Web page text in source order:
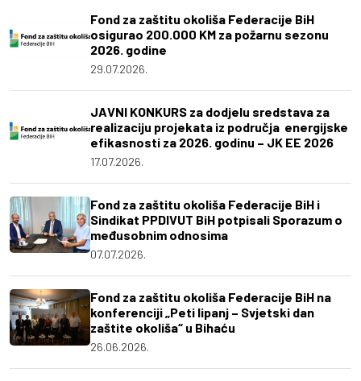
Fond za zaštitu okoliša Federacije BiH
osigurao 200.000 KM za požarnu sezonu
2026. godine
29.07.2026.
JAVNI KONKURS za dodjelu sredstava za
realizaciju projekata iz područja energijske
efikasnosti za 2026. godinu – JK EE 2026
17.07.2026.
Fond za zaštitu okoliša Federacije BiH i
Sindikat PPDIVUT BiH potpisali Sporazum o
međusobnim odnosima
07.07.2026.
Fond za zaštitu okoliša Federacije BiH na
konferenciji „Peti lipanj – Svjetski dan
zaštite okoliša“ u Bihaću
26.06.2026.